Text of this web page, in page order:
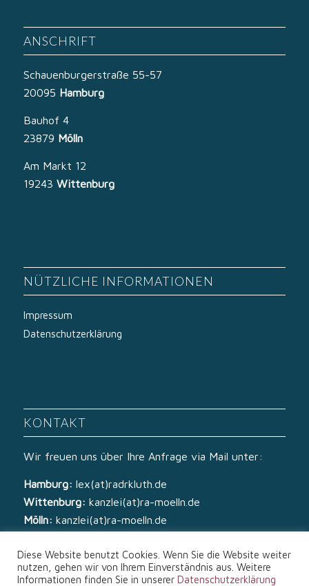
ANSCHRIFT
Schauenburgerstraße 55-57
20095 Hamburg
Bauhof 4
23879 Mölln
Am Markt 12
19243 Wittenburg
NÜTZLICHE INFORMATIONEN
Impressum
Datenschutzerklärung
KONTAKT
Wir freuen uns über Ihre Anfrage via Mail unter:
Hamburg: lex(at)radrkluth.de
Wittenburg: kanzlei(at)ra-moelln.de
Mölln: kanzlei(at)ra-moelln.de
Diese Website benutzt Cookies. Wenn Sie die Website weiter
nutzen, gehen wir von Ihrem Einverständnis aus. Weitere
Informationen finden Sie in unserer Datenschutzerklärung